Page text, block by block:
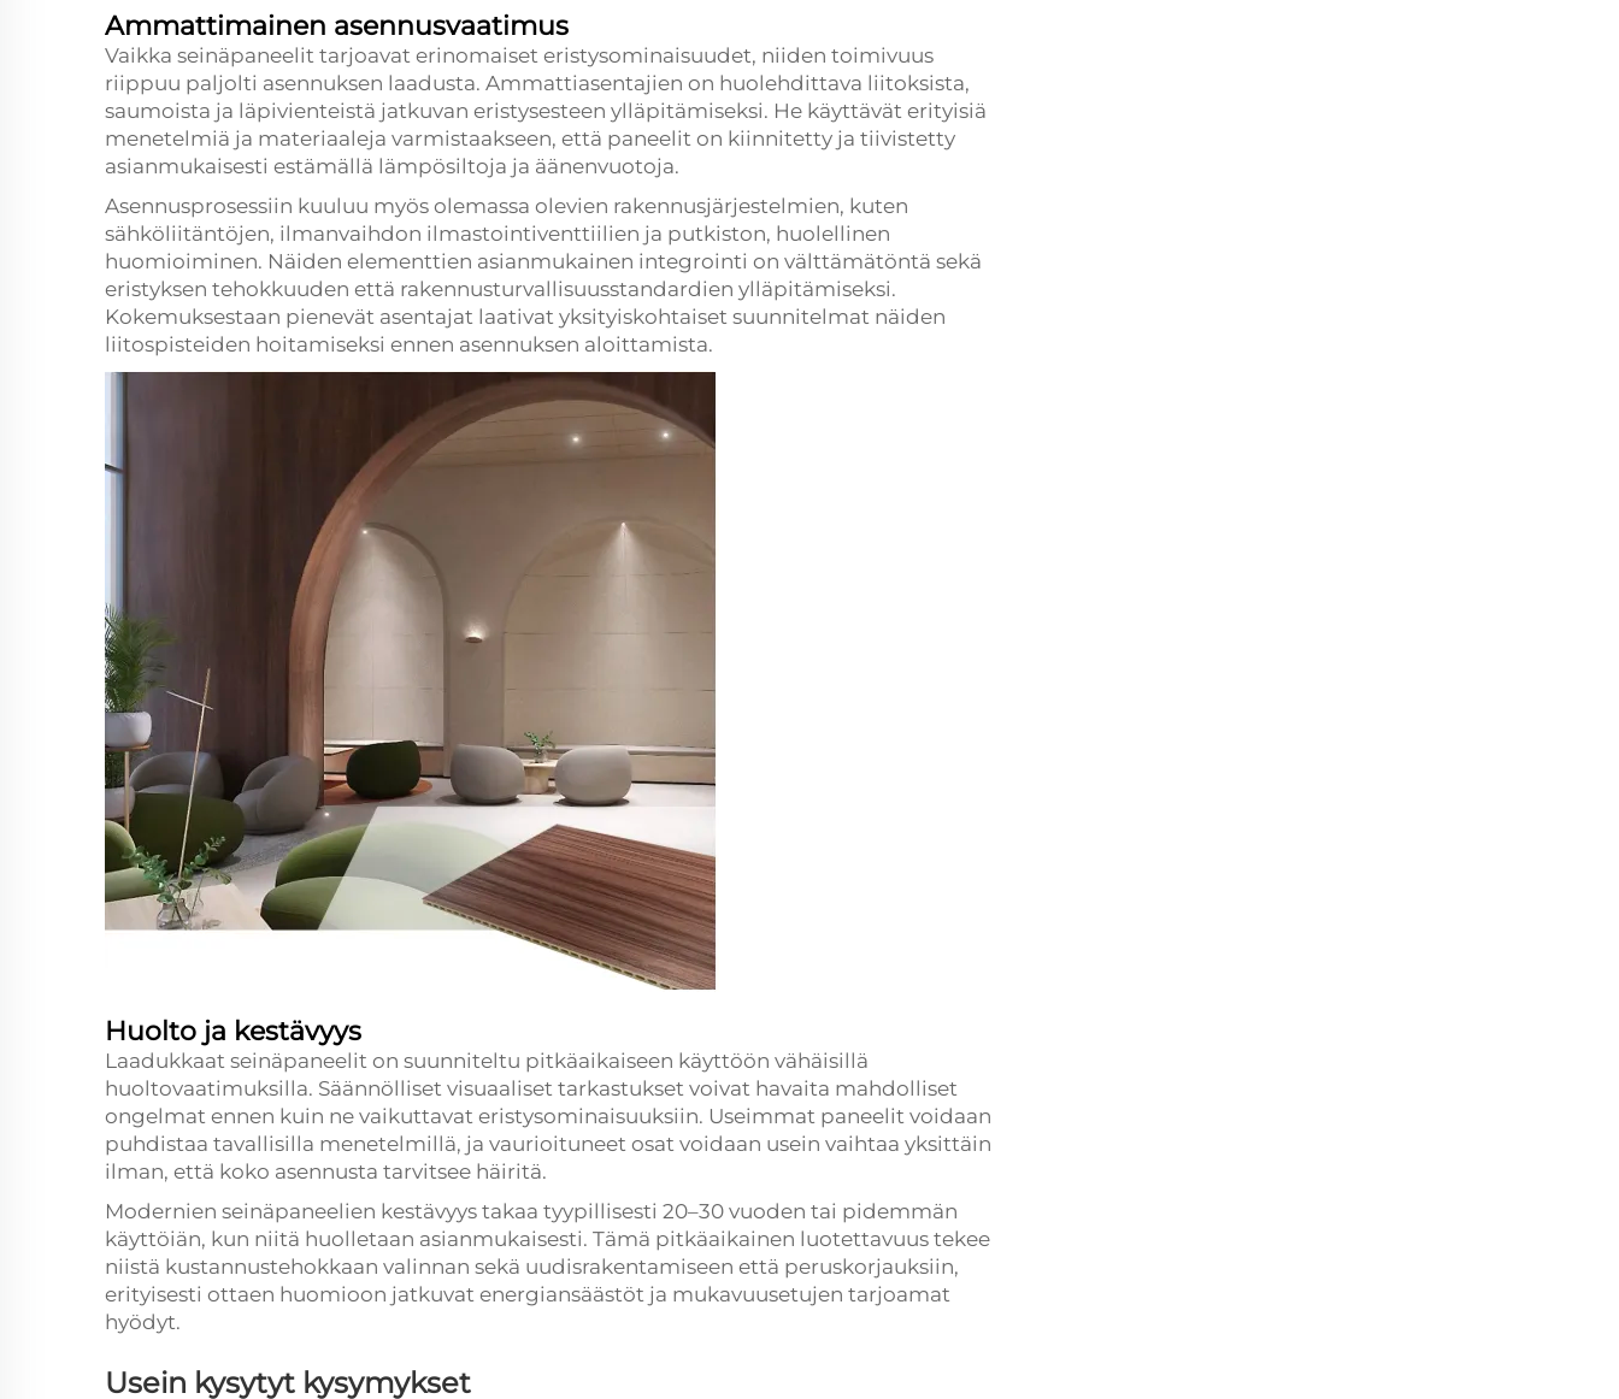
Ammattimainen asennusvaatimus
Vaikka seinäpaneelit tarjoavat erinomaiset eristysominaisuudet, niiden toimivuus
riippuu paljolti asennuksen laadusta. Ammattiasentajien on huolehdittava liitoksista,
saumoista ja läpivienteistä jatkuvan eristysesteen ylläpitämiseksi. He käyttävät erityisiä
menetelmiä ja materiaaleja varmistaakseen, että paneelit on kiinnitetty ja tiivistetty
asianmukaisesti estämällä lämpösiltoja ja äänenvuotoja.
Asennusprosessiin kuuluu myös olemassa olevien rakennusjärjestelmien, kuten
sähköliitäntöjen, ilmanvaihdon ilmastointiventtiilien ja putkiston, huolellinen
huomioiminen. Näiden elementtien asianmukainen integrointi on välttämätöntä sekä
eristyksen tehokkuuden että rakennusturvallisuusstandardien ylläpitämiseksi.
Kokemuksestaan pienevät asentajat laativat yksityiskohtaiset suunnitelmat näiden
liitospisteiden hoitamiseksi ennen asennuksen aloittamista.
Huolto ja kestävyys
Laadukkaat seinäpaneelit on suunniteltu pitkäaikaiseen käyttöön vähäisillä
huoltovaatimuksilla. Säännölliset visuaaliset tarkastukset voivat havaita mahdolliset
ongelmat ennen kuin ne vaikuttavat eristysominaisuuksiin. Useimmat paneelit voidaan
puhdistaa tavallisilla menetelmillä, ja vaurioituneet osat voidaan usein vaihtaa yksittäin
ilman, että koko asennusta tarvitsee häiritä.
Modernien seinäpaneelien kestävyys takaa tyypillisesti 20–30 vuoden tai pidemmän
käyttöiän, kun niitä huolletaan asianmukaisesti. Tämä pitkäaikainen luotettavuus tekee
niistä kustannustehokkaan valinnan sekä uudisrakentamiseen että peruskorjauksiin,
erityisesti ottaen huomioon jatkuvat energiansäästöt ja mukavuusetujen tarjoamat
hyödyt.
Usein kysytyt kysymykset